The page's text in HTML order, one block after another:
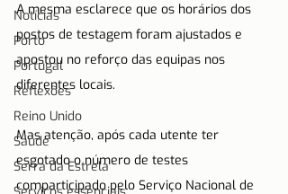
Notícias
Porto
Portugal
Reflexões
Reino Unido
Saúde
Serra da Estrela
A mesma esclarece que os horários dos
postos de testagem foram ajustados e
apostou no reforço das equipas nos
diferentes locais.
Mas atenção, após cada utente ter
esgotado o número de testes
comparticipado pelo Serviço Nacional de